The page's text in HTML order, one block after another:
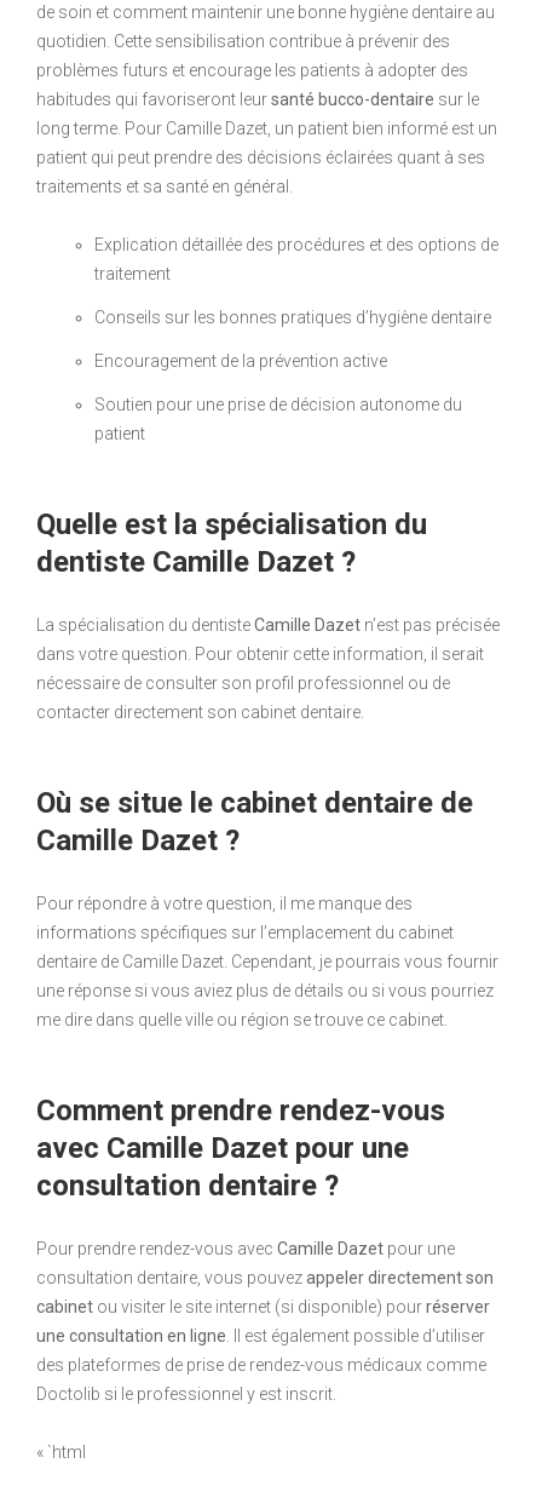
de soin et comment maintenir une bonne hygiène dentaire au
quotidien. Cette sensibilisation contribue à prévenir des
problèmes futurs et encourage les patients à adopter des
habitudes qui favoriseront leursanté bucco-dentaire sur le
long terme. Pour Camille Dazet, un patient bien informé est un
patient qui peut prendre des décisions éclairées quant à ses
traitements et sa santé en général.
Explication détaillée des procédures et des options de
traitement
Conseils sur les bonnes pratiques d’hygiène dentaire
Encouragement de la prévention active
Soutien pour une prise de décision autonome du
patient
Quelle est la spécialisation du
dentiste Camille Dazet ?
La spécialisation du dentisteCamille Dazet n’est pas précisée
dans votre question. Pour obtenir cette information, il serait
nécessaire de consulter son profil professionnel ou de
contacter directement son cabinet dentaire.
Où se situe le cabinet dentaire de
Camille Dazet ?
Pour répondre à votre question, il me manque des
informations spécifiques sur l’emplacement du cabinet
dentaire de Camille Dazet. Cependant, je pourrais vous fournir
une réponse si vous aviez plus de détails ou si vous pourriez
me dire dans quelle ville ou région se trouve ce cabinet.
Comment prendre rendez-vous
avec Camille Dazet pour une
consultation dentaire ?
Pour prendre rendez-vous avec Camille Dazet pour une
consultation dentaire, vous pouvezappeler directement son
cabinet ou visiter le site internet (si disponible) pourréserver
une consultation en ligne . Il est également possible d’utiliser
des plateformes de prise de rendez-vous médicaux comme
Doctolib si le professionnel y est inscrit.
« `html